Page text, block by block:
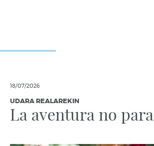
18/07/2026
UDARA REALAREKIN
La aventura no para